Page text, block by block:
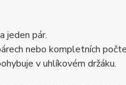
jeden pár.
nebo kompletních
v uhlíkovém držáku.